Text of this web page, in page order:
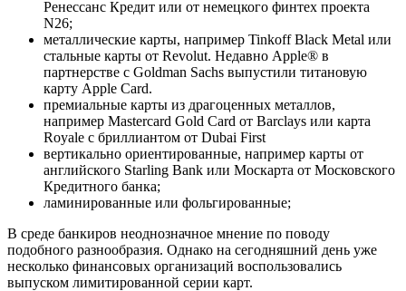
Ренессанс Кредит или от немецкого финтех проекта
N26;
металлические карты, например Tinkoff Black Metal или
стальные карты от Revolut. Недавно Apple® в
партнерстве с Goldman Sachs выпустили титановую
карту Apple Card.
премиальные карты из драгоценных металлов,
например Mastercard Gold Card от Barclays или карта
Royale с бриллиантом от Dubai First
вертикально ориентированные, например карты от
английского Starling Bank или Москарта от Московского
Кредитного банка;
ламинированные или фольгированные;
В среде банкиров неоднозначное мнение по поводу
подобного разнообразия. Однако на сегодняшний день уже
несколько финансовых организаций воспользовались
выпуском лимитированной серии карт.